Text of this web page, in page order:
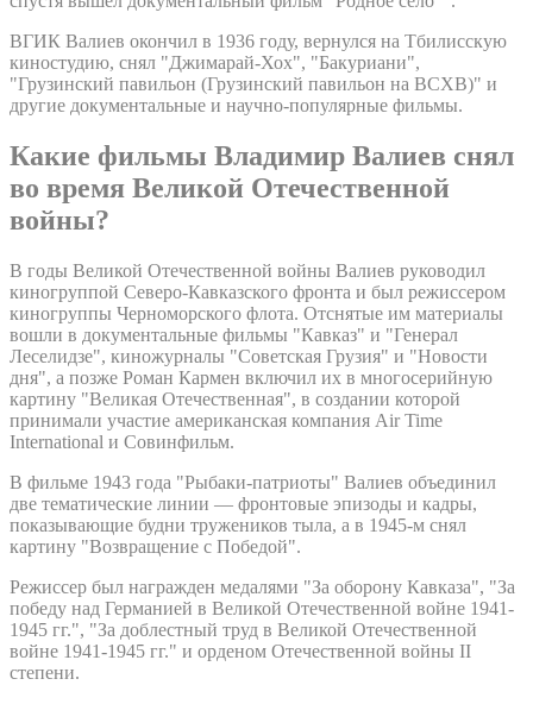
ВГИК Валиев окончил в 1936 году, вернулся на Тбилисскую
киностудию, снял "Джимарай-Хох", "Бакуриани",
"Грузинский павильон (Грузинский павильон на ВСХВ)" и
другие документальные и научно-популярные фильмы.
Какие фильмы Владимир Валиев снял
во время Великой Отечественной
войны?
В годы Великой Отечественной войны Валиев руководил
киногруппой Северо-Кавказского фронта и был режиссером
киногруппы Черноморского флота. Отснятые им материалы
вошли в документальные фильмы "Кавказ" и "Генерал
Леселидзе", киножурналы "Советская Грузия" и "Новости
дня", а позже Роман Кармен включил их в многосерийную
картину "Великая Отечественная", в создании которой
принимали участие американская компания Air Time
International и Совинфильм.
В фильме 1943 года "Рыбаки-патриоты" Валиев объединил
две тематические линии — фронтовые эпизоды и кадры,
показывающие будни тружеников тыла, а в 1945-м снял
картину "Возвращение с Победой".
Режиссер был награжден медалями "За оборону Кавказа", "За
победу над Германией в Великой Отечественной войне 1941-
1945 гг.", "За доблестный труд в Великой Отечественной
войне 1941-1945 гг." и орденом Отечественной войны II
степени.